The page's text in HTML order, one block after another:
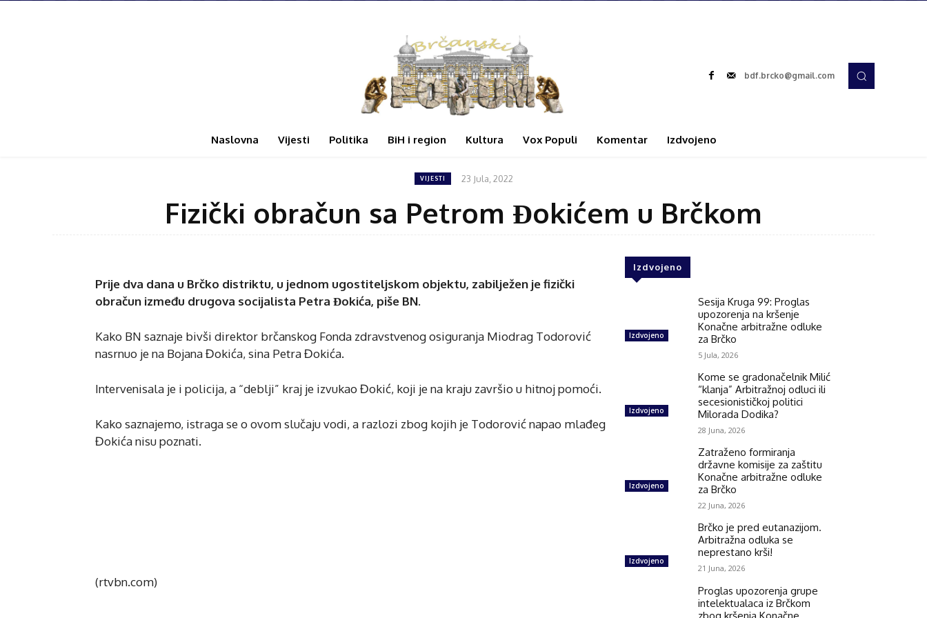
bdf.brcko@gmail.com
Naslovna Vijesti Politika BiH i region Kultura Vox Populi Komentar Izdvojeno
VIJESTI 23 Jula, 2022
Fizički obračun sa Petrom Đokićem u Brčkom
Prije dva dana u Brčko distriktu, u jednom ugostiteljskom objektu, zabilježen je fizički
obračun između drugova socijalista Petra Đokića, piše BN.
Kako BN saznaje bivši direktor brčanskog Fonda zdravstvenog osiguranja Miodrag Todorović
nasrnuo je na Bojana Đokića, sina Petra Đokića.
Intervenisala je i policija, a “deblji” kraj je izvukao Đokić, koji je na kraju završio u hitnoj pomoći.
Kako saznajemo, istraga se o ovom slučaju vodi, a razlozi zbog kojih je Todorović napao mlađeg
Đokića nisu poznati.
(rtvbn.com)
Izdvojeno
Izdvojeno
Sesija Kruga 99: Proglas
upozorenja na kršenje
Konačne arbitražne odluke
za Brčko
5 Jula, 2026
Izdvojeno
Kome se gradonačelnik Milić
“klanja” Arbitražnoj odluci ili
secesionističkoj politici
Milorada Dodika?
28 Juna, 2026
Izdvojeno
Zatraženo formiranja
državne komisije za zaštitu
Konačne arbitražne odluke
za Brčko
22 Juna, 2026
Izdvojeno
Brčko je pred eutanazijom.
Arbitražna odluka se
neprestano krši!
21 Juna, 2026
Proglas upozorenja grupe
intelektualaca iz Brčkom
zbog kršenja Konačne